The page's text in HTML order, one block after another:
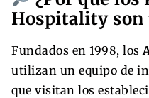
Hospitality son
Fundados en 1998, los
utilizan un equipo de
que visitan los